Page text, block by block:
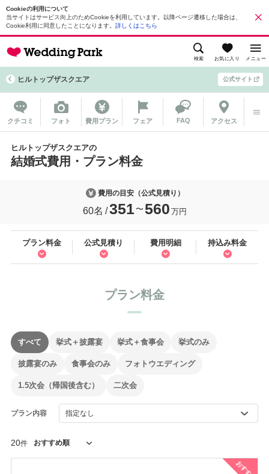
Cookieの利用について
当サイトはサービス向上のためCookieを利用しています。以降ページ遷移した場合は、
Cookie利用に同意したことになります。 詳しくはこちら
検索 お気に入り メニュー
ヒルトップザスクエア 公式サイト
クチコミ フォト 費用プラン フェア FAQ アクセス
ヒルトップザスクエアの
結婚式費用・プラン料金
費用の目安（公式見積り）
60名 351〜 560 万円
プラン料金 公式見積り 費用明細 持込み料金
プラン料金
すべて 挙式＋披露宴 挙式＋食事会 挙式のみ
披露宴のみ 食事会のみ フォトウエディング
1.5次会（帰国後含む） 二次会
プラン内容
20件